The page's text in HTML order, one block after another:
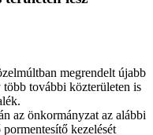
megrendelt újabb
további közterületen is
az önkormányzat az alábbi
kezelését